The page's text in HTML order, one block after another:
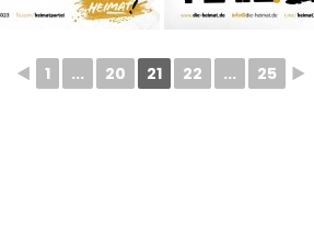
◄ 1 ... 20 21 22 ... 25 ►